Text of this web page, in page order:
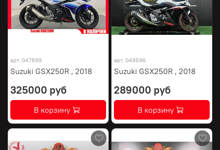
арт. 047899
Suzuki GSX250R , 2018
325000 руб
В корзину
арт. 049596
Suzuki GSX250R , 2018
289000 руб
В корзину